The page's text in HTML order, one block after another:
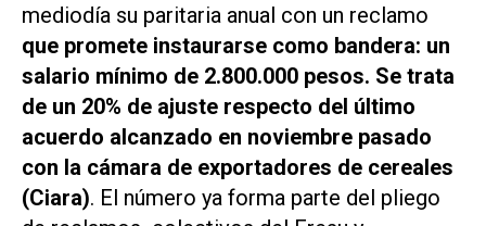
mediodía su paritaria anual con un reclamo
que promete instaurarse como bandera: un
salario mínimo de 2.800.000 pesos. Se trata
de un 20% de ajuste respecto del último
acuerdo alcanzado en noviembre pasado
con la cámara de exportadores de cereales
(Ciara). El número ya forma parte del pliego